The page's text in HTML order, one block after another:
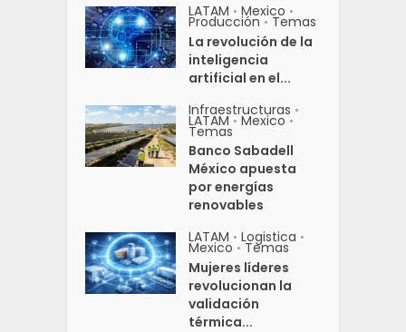
LATAM • Mexico •
Producción • Temas
La revolución de la
inteligencia
artificial en el...
Infraestructuras •
LATAM • Mexico •
Temas
Banco Sabadell
México apuesta
por energías
renovables
LATAM • Logistica •
Mexico • Temas
Mujeres líderes
revolucionan la
validación
térmica...